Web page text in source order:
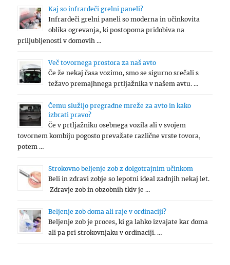
Kaj so infrardeči grelni paneli?
Infrardeči grelni paneli so moderna in učinkovita
oblika ogrevanja, ki postopoma pridobiva na
priljubljenosti v domovih …
Več tovornega prostora za naš avto
Če že nekaj časa vozimo, smo se sigurno srečali s
težavo premajhnega prtljažnika v našem avtu. …
Čemu služijo pregradne mreže za avto in kako
izbrati pravo?
Če v prtljažniku osebnega vozila ali v svojem
tovornem kombiju pogosto prevažate različne vrste tovora,
potem …
Strokovno beljenje zob z dolgotrajnim učinkom
Beli in zdravi zobje so lepotni ideal zadnjih nekaj let.
Zdravje zob in obzobnih tkiv je …
Beljenje zob doma ali raje v ordinaciji?
Beljenje zob je proces, ki ga lahko izvajate kar doma
ali pa pri strokovnjaku v ordinaciji. …